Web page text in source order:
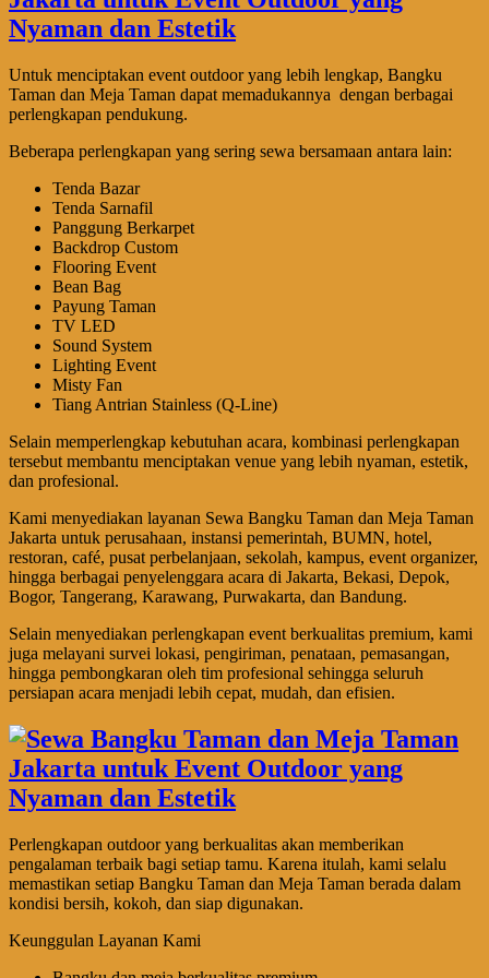
Untuk menciptakan event outdoor yang lebih lengkap, Bangku
Taman dan Meja Taman dapat memadukannya dengan berbagai
perlengkapan pendukung.
Beberapa perlengkapan yang sering sewa bersamaan antara lain:
Tenda Bazar
Tenda Sarnafil
Panggung Berkarpet
Backdrop Custom
Flooring Event
Bean Bag
Payung Taman
TV LED
Sound System
Lighting Event
Misty Fan
Tiang Antrian Stainless (Q-Line)
Selain memperlengkap kebutuhan acara, kombinasi perlengkapan
tersebut membantu menciptakan venue yang lebih nyaman, estetik,
dan profesional.
Kami menyediakan layanan Sewa Bangku Taman dan Meja Taman
Jakarta untuk perusahaan, instansi pemerintah, BUMN, hotel,
restoran, café, pusat perbelanjaan, sekolah, kampus, event organizer,
hingga berbagai penyelenggara acara di Jakarta, Bekasi, Depok,
Bogor, Tangerang, Karawang, Purwakarta, dan Bandung.
Selain menyediakan perlengkapan event berkualitas premium, kami
juga melayani survei lokasi, pengiriman, penataan, pemasangan,
hingga pembongkaran oleh tim profesional sehingga seluruh
persiapan acara menjadi lebih cepat, mudah, dan efisien.
Perlengkapan outdoor yang berkualitas akan memberikan
pengalaman terbaik bagi setiap tamu. Karena itulah, kami selalu
memastikan setiap Bangku Taman dan Meja Taman berada dalam
kondisi bersih, kokoh, dan siap digunakan.
Keunggulan Layanan Kami